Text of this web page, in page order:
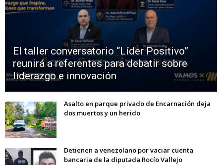
El taller conversatorio “Líder Positivo”
reunirá a referentes para debatir sobre
liderazgo e innovación
Asalto en parque privado de Encarnación deja
dos muertos y un herido
Detienen a venezolano por vaciar cuenta
bancaria de la diputada Rocío Vallejo